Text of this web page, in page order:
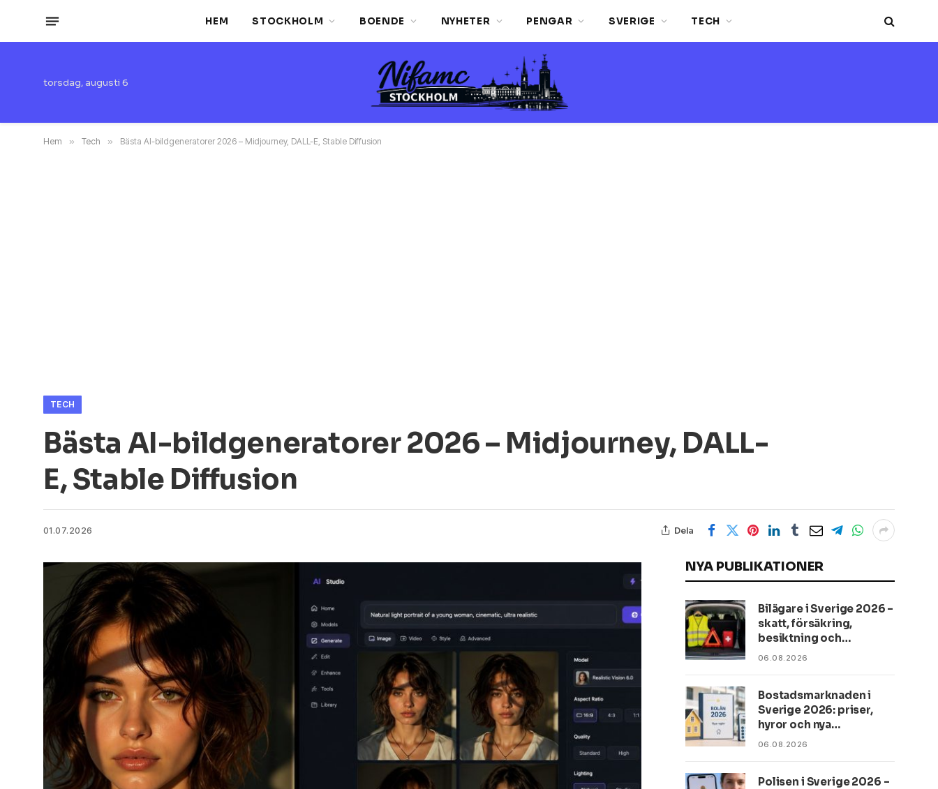
HEM STOCKHOLM BOENDE NYHETER PENGAR SVERIGE TECH
torsdag, augusti 6
Hem » Tech » Bästa AI-bildgeneratorer 2026 – Midjourney, DALL-E, Stable Diffusion
TECH
Bästa AI-bildgeneratorer 2026 – Midjourney, DALL-
E, Stable Diffusion
01.07.2026 Dela
NYA PUBLIKATIONER
Bilägare i Sverige 2026 –
skatt, försäkring,
besiktning och
utrustning du måste ha
06.08.2026
Bostadsmarknaden i
Sverige 2026: priser,
hyror och nya
bolåneregler
06.08.2026
Polisen i Sverige 2026 –